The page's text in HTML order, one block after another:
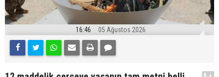
16:46 05 Ağustos 2026